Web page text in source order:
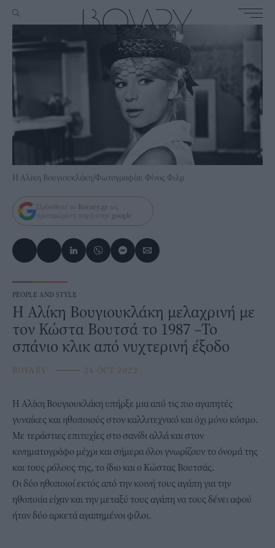
Η Αλίκη Βουγιουκλάκη/Φωτογραφία: Φίνος Φιλμ
Πρόσθεσε το Bovary.gr ως
προτιμώμενη πηγή στην google
PEOPLE AND STYLE
Η Αλίκη Βουγιουκλάκη μελαχρινή με
τον Κώστα Βουτσά το 1987 –Το
σπάνιο κλικ από νυχτερινή έξοδο
BOVARY ⸻ 24 OCT 2022
Η Αλίκη Βουγιουκλάκη υπήρξε μια από τις πιο αγαπητές
γυναίκες και ηθοποιούς στον καλλιτεχνικό και όχι μόνο κόσμο.
Με τεράστιες επιτυχίες στο σανίδι αλλά και στον
κινηματογράφο μέχρι και σήμερα όλοι γνωρίζουν το όνομά της
και τους ρόλους της, το ίδιο και ο Κώστας Βουτσάς.
Οι δύο ηθοποιοί εκτός από την κοινή τους αγάπη για την
ηθοποιία είχαν και την μεταξύ τους αγάπη να τους δένει αφού
ήταν δύο αρκετά αγαπημένοι φίλοι.